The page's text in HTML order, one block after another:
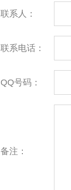
联系人：
联系电话：
QQ号码：
备注：